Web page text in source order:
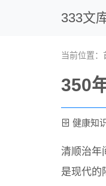
333文
当前位置：
350
健康知
清顺治年
是现代的